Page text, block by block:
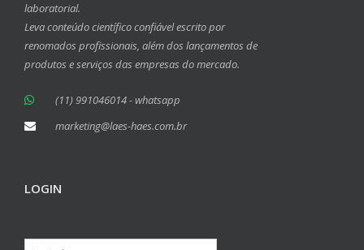
laboratorial.
Leva conteúdo científico confiável escrito por
renomados profissionais, além dos lançamentos de
produtos e serviços das empresas do mercado.
(11) 991046014 - whatsapp
marketing@laes-haes.com.br
LOGIN